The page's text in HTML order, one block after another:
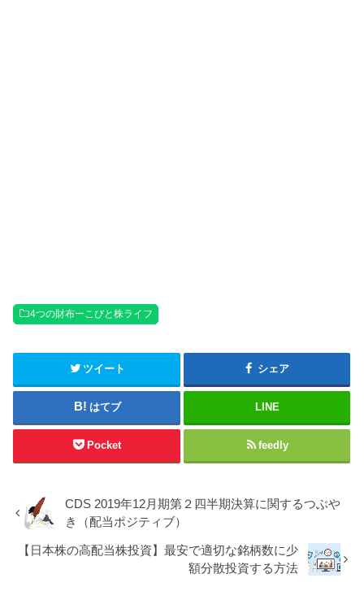
4つの財布ーこびと株ライフ
ツイート シェア
はてブ LINE
Pocket feedly
CDS 2019年12月期第２四半期決算に関するつぶや
き（配当ポジティブ）
【日本株の高配当株投資】最安で適切な銘柄数に少
額分散投資する方法